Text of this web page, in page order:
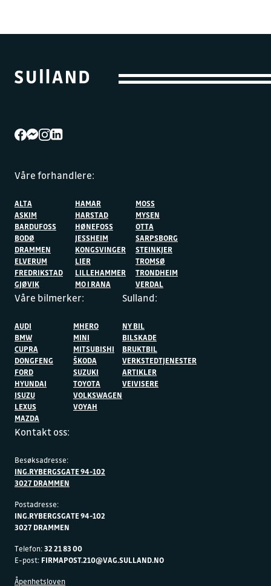
Våre forhandlere:
ALTA
ASKIM
BARDUFOSS
BODØ
DRAMMEN
ELVERUM
FREDRIKSTAD
GJØVIK
HAMAR
HARSTAD
HØNEFOSS
JESSHEIM
KONGSVINGER
LIER
LILLEHAMMER
MO I RANA
MOSS
MYSEN
OTTA
SARPSBORG
STEINKJER
TROMSØ
TRONDHEIM
VERDAL
Våre bilmerker:
AUDI
BMW
CUPRA
DONGFENG
FORD
HYUNDAI
ISUZU
LEXUS
MAZDA
MHERO
MINI
MITSUBISHI
ŠKODA
SUZUKI
TOYOTA
VOLKSWAGEN
VOYAH
Sulland:
NY BIL
BILSKADE
BRUKTBIL
VERKSTEDTJENESTER
ARTIKLER
VEIVISERE
Kontakt oss:
Besøksadresse:
ING.RYBERGSGATE 94-102
3027 DRAMMEN
Postadresse:
ING.RYBERGSGATE 94-102
3027 DRAMMEN
Telefon:32 21 83 00
E-post: FIRMAPOST.210@VAG.SULLAND.NO
Åpenhetsloven